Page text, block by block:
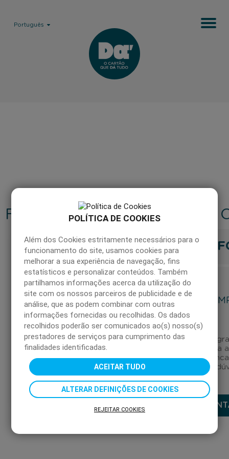
POLÍTICA DE COOKIES
Além dos Cookies estritamente necessários para o
funcionamento do site, usamos cookies para
melhorar a sua experiência de navegação, fins
estatísticos e personalizar conteúdos. Também
partilhamos informações acerca da utilização do
site com os nossos parceiros de publicidade e de
análise, que as podem combinar com outras
informações fornecidas ou recolhidas. Os dados
recolhidos poderão ser comunicados ao(s) nosso(s)
prestadores de serviços para cumprimento das
finalidades identificadas.
ACEITAR TUDO
ALTERAR DEFINIÇÕES DE COOKIES
REJEITAR COOKIES
Português
FAQ'S
PERGUNTAS
FREQUENTES
CARTÕES DÁ
PRESENTE
EMPRESAS
PARTICULARES
COMO
Canal
para
as suas